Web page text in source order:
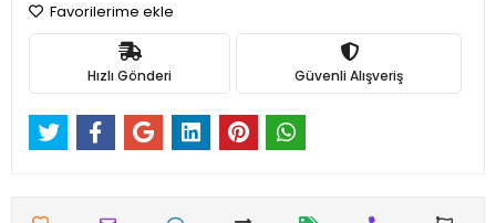
Favorilerime ekle
Hızlı Gönderi Güvenli Alışveriş